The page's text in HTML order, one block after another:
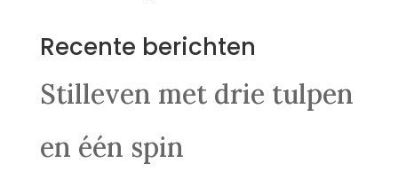
Recente berichten
Stilleven met drie tulpen
en één spin